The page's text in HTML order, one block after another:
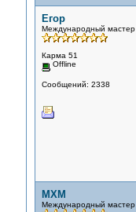
Егор
Международный мастер
Карма 51
Offline
Сообщений: 2338
MXM
Международный мастер